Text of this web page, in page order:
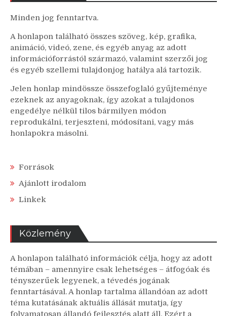
Minden jog fenntartva.
A honlapon található összes szöveg, kép, grafika,
animáció, videó, zene, és egyéb anyag az adott
információforrástól származó, valamint szerzői jog
és egyéb szellemi tulajdonjog hatálya alá tartozik.
Jelen honlap mindössze összefoglaló gyűjteménye
ezeknek az anyagoknak, így azokat a tulajdonos
engedélye nélkül tilos bármilyen módon
reprodukálni, terjeszteni, módosítani, vagy más
honlapokra másolni.
Források
Ajánlott irodalom
Linkek
Közlemény
A honlapon található információk célja, hogy az adott
témában – amennyire csak lehetséges – átfogóak és
tényszerűek legyenek, a tévedés jogának
fenntartásával. A honlap tartalma állandóan az adott
téma kutatásának aktuális állását mutatja, így
folyamatosan állandó fejlesztés alatt áll. Ezért a